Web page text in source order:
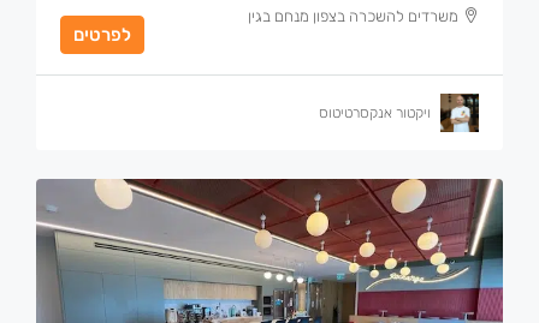
משרדים להשכרה בצפון מנחם בגין
לפרטים
ויקטור אנקסרטיטוס